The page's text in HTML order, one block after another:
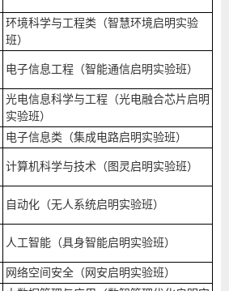
环境科学与工程类（智慧环境启明实验
班）
电子信息工程（智能通信启明实验班）
光电信息科学与工程（光电融合芯片启明
实验班）
电子信息类（集成电路启明实验班）
计算机科学与技术（图灵启明实验班）
自动化（无人系统启明实验班）
人工智能（具身智能启明实验班）
网络空间安全（网安启明实验班）